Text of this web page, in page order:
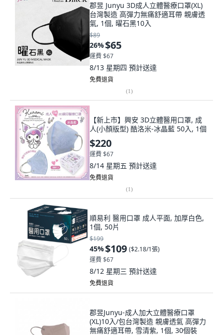
郡昱 Junyu 3D成人立體醫療口罩(XL)
台灣製造 高彈力無痛舒適耳帶 親膚透
氣, 1個, 曜石黑10入
$89
26%$65
運費 $67
8/13 星期四 預計送達
免費退貨
(1)
【新上市】興安 3D立體醫用口罩, 成
人(小顏版型) 酷洛米-冰晶藍 50入, 1個
$220
運費 $67
8/14 星期五 預計送達
免費退貨
(1)
順易利 醫用口罩 成人平面, 加厚白色,
1個, 50片
$199
45%$109 ($2.18/1張)
運費 $67
8/12 星期三 預計送達
免費退貨
郡昱Junyu-成人加大立體醫療口罩
(XL)10入/包台灣製造 親膚透氣 高彈力
無痛舒適耳帶, 雪清紫, 1個, 30個裝